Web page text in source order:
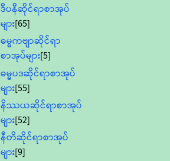
ဒီပနီဆိုင်ရာစာအုပ်
များ[65]
ဓမ္မကဗျာဆိုင်ရာ
စာအုပ်များ[5]
ဓမ္မပဒဆိုင်ရာစာအုပ်
များ[55]
နိဿယဆိုင်ရာစာအုပ်
များ[52]
နီတိဆိုင်ရာစာအုပ်
များ[9]